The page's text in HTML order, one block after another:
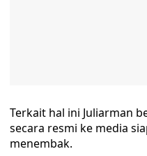
Terkait hal ini Juliarman
secara resmi ke media
menembak.